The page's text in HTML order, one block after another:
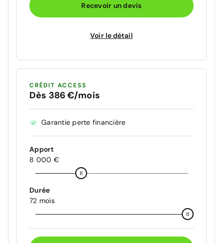
Recevoir un devis
Voir le détail
CRÉDIT ACCESS
Dès 386 €/mois
Garantie perte financière
Apport
8 000 €
Durée
72 mois